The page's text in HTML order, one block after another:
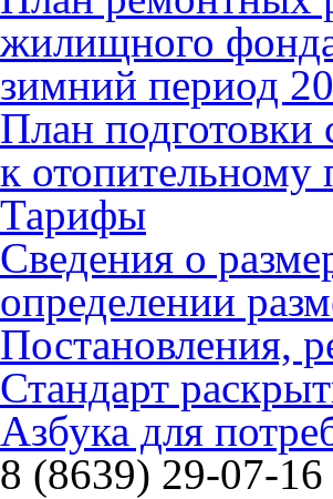
жилищного фонда
зимний период
План подготовки
к отопительному
Тарифы
Сведения о
определении
Постановления,
Стандарт
Азбука для
8 (8639) 29-07-16